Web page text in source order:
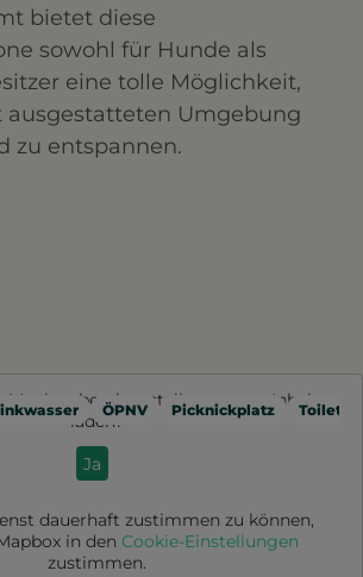
bietet diese
sowohl für Hunde als
eine tolle Möglichkeit,
ausgestatteten Umgebung
zu entspannen.
ÖPNV Picknickplatz
Mapbox
bereitgestellte externe Inhalte
laden?
Ja
dauerhaft zustimmen zu können,
in den Cookie-Einstellungen
zustimmen.